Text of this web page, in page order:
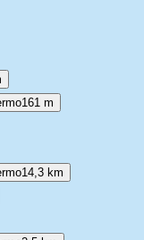
161 m
14,3 km